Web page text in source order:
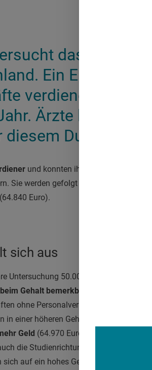
das
Ein Ergebnis:
verdienen
Ärzte liegen mit
Durchschnitt.
und konnten ihren Verdienst sogar
Sie werden gefolgt von Banking-
Euro).
sich aus
Untersuchung 50.000 Fach- und
Gehalt bemerkbar
ohne Personalverantwortung, die
in einer höheren Gehaltsklasse
Geld (64.970 Euro) als Angestellte
die Studienrichtung beim Verdienst
auf ein hohes Gehalt freuen. An